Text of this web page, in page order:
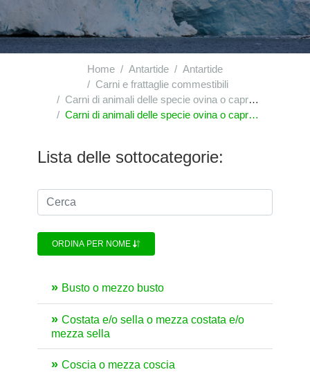
Home Antartide
Antartide
Carni e frattaglie commestibili
Carni di animali delle specie ovina o caprina, fresche, refrigerate o congelate
Carni di animali delle specie ovina o caprina, fresche, refrigerate o congelate : altre carni di animali della specie ovina, congelate : in altri pezzi, non disossate
Lista delle sottocategorie:
ORDINA PER NOME
Busto o mezzo busto
Costata e/o sella o mezza costata e/o
mezza sella
Coscia o mezza coscia